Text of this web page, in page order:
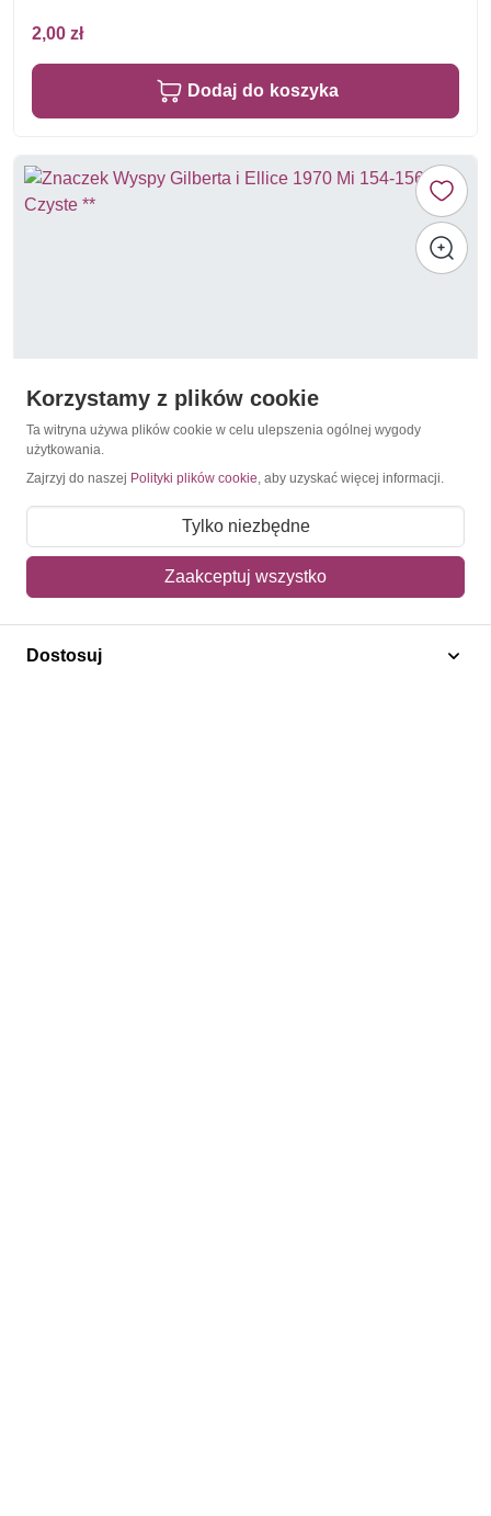
2,00 zł
Dodaj do koszyka
Wyspy Gilberta i Ellice 1970 Mi 154-156 Czyste **
6,50 zł
Dodaj do koszyka
Korzystamy z plików cookie
Ta witryna używa plików cookie w celu ulepszenia ogólnej wygody
użytkowania.
Zajrzyj do naszej Polityki plików cookie, aby uzyskać więcej informacji.
Tylko niezbędne
Zaakceptuj wszystko
Dostosuj